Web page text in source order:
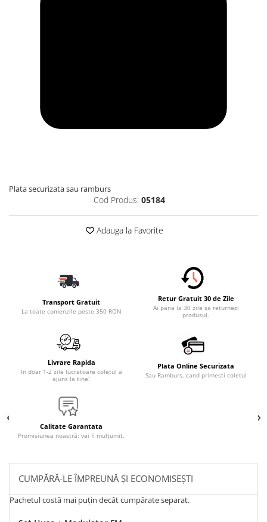
Plata securizata sau ramburs
Cod Produs: 05184
Adauga la Favorite
Transport Gratuit
La toate comenzile peste 350 RON
Retur Gratuit 30 de Zile
Ai pana la 30 zile sa returnezi
produsul.
Livrare Rapida
In doar 1-2 zile lucratoare coletul a
ajuns la tine!
Plata Online Securizata
Sau Ramburs, cand primesti coletul
Calitate Garantata
Promisiunea noastră: vei fi mulțumit.
CUMPĂRĂ-LE ÎMPREUNĂ ȘI ECONOMISEȘTI
Pachetul costă mai puțin decât cumpărate separat.